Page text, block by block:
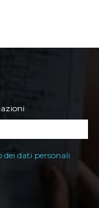
dati personali